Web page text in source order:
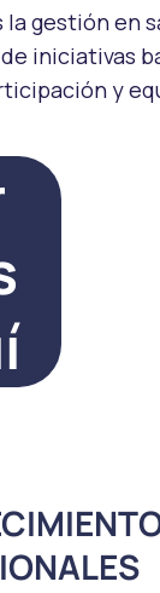
gestión en
iniciativas
y